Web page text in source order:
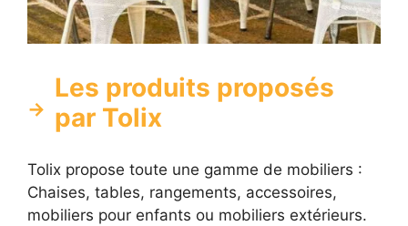
Les produits proposés
par Tolix
Tolix propose toute une gamme de mobiliers :
Chaises, tables, rangements, accessoires,
mobiliers pour enfants ou mobiliers extérieurs.